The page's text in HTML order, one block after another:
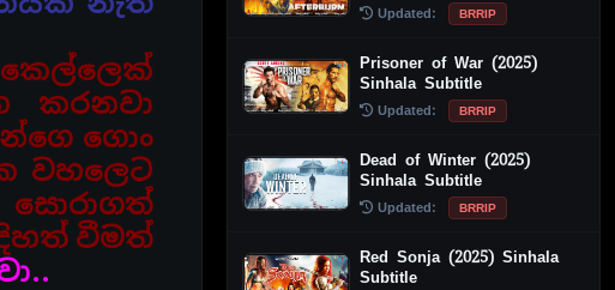
කරනවා
ගොං
වහලෙට
වීමත්
Updated: BRRIP
Prisoner of War (2025)
Sinhala Subtitle
Updated: BRRIP
Dead of Winter (2025)
Sinhala Subtitle
Updated: BRRIP
Red Sonja (2025) Sinhala
Subtitle